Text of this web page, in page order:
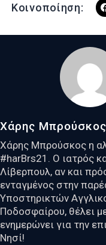
Κοινοποίηση:
Χάρης Μπρούσκος
Χάρης Μπρούσκος η
#harBrs21. Ο ιατρός
Λίβερπουλ, αν και
ενταγμένος στην
Υποστηρικτών
Ποδοσφαίρου, θέλει
ενημερώνει για την
Νησί!